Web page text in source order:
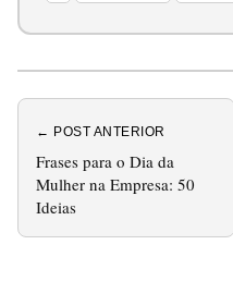
← POST ANTERIOR
Frases para o Dia da
Mulher na Empresa: 50
Ideias